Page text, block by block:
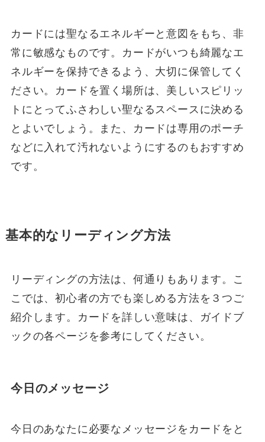
カードには聖なるエネルギーと意図をもち、非
常に敏感なものです。カードがいつも綺麗なエ
ネルギーを保持できるよう、大切に保管してく
ださい。カードを置く場所は、美しいスピリッ
トにとってふさわしい聖なるスペースに決める
とよいでしょう。また、カードは専用のポーチ
などに入れて汚れないようにするのもおすすめ
です。
基本的なリーディング方法
リーディングの方法は、何通りもあります。こ
こでは、初心者の方でも楽しめる方法を３つご
紹介します。カードを詳しい意味は、ガイドブ
ックの各ページを参考にしてください。
今日のメッセージ
今日のあなたに必要なメッセージをカードをと